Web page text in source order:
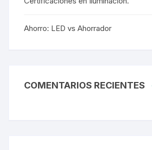
Ahorro: LED vs Ahorrador
COMENTARIOS RECIENTES